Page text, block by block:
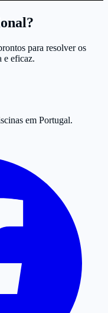
para resolver os
e eficaz.
em Portugal.